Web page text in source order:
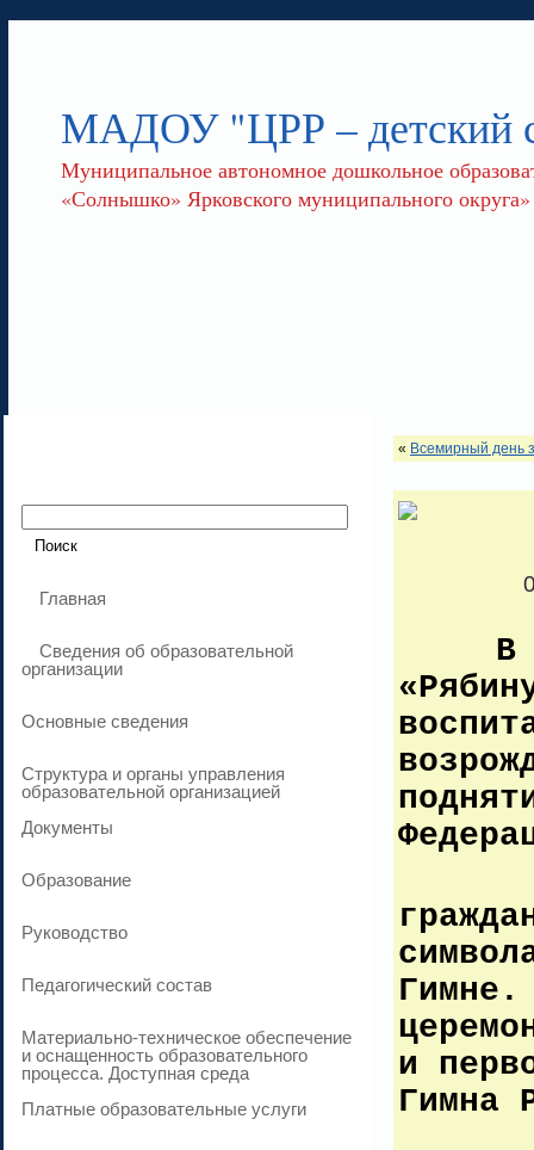
МАДОУ "ЦРР –
Муниципальное автономное дошкольное
«Солнышко» Ярковского муниципального округа»
Главная
Сведения об образовательной
организации
Основные сведения
Структура и органы управления
образовательной организацией
Документы
Образование
Руководство
Педагогический состав
Материально-техническое обеспечение
и оснащенность образовательного
процесса. Доступная среда
Платные образовательные услуги
« Всемирный день
В
Гимне.
и
Гимна